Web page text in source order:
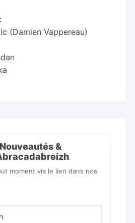
(Damien Vappereau)
&
moment via le lien dans nos